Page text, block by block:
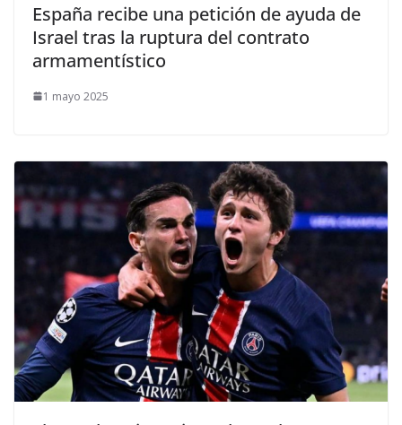
España recibe una petición de ayuda de
Israel tras la ruptura del contrato
armamentístico
1 mayo 2025